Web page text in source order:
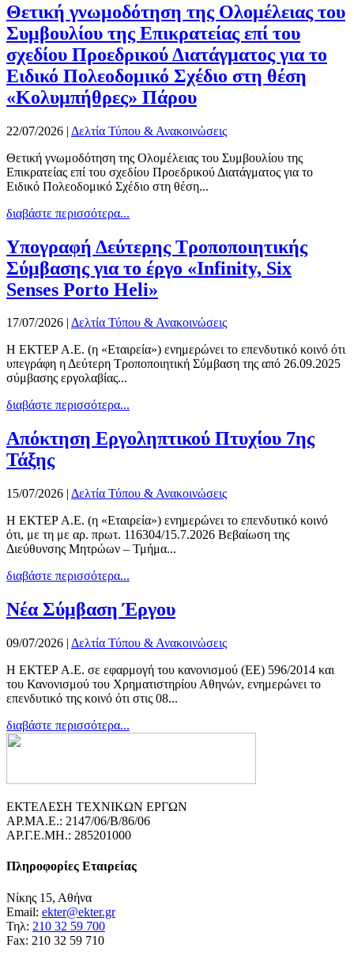
Θετική γνωμοδότηση της Ολομέλειας του
Συμβουλίου της Επικρατείας επί του
σχεδίου Προεδρικού Διατάγματος για το
Ειδικό Πολεοδομικό Σχέδιο στη θέση
«Κολυμπήθρες» Πάρου
22/07/2026 | Δελτία Τύπου & Ανακοινώσεις
Θετική γνωμοδότηση της Ολομέλειας του Συμβουλίου της
Επικρατείας επί του σχεδίου Προεδρικού Διατάγματος για το
Ειδικό Πολεοδομικό Σχέδιο στη θέση...
διαβάστε περισσότερα...
Υπογραφή Δεύτερης Τροποποιητικής
Σύμβασης για το έργο «Infinity, Six
Senses Porto Heli»
17/07/2026 | Δελτία Τύπου & Ανακοινώσεις
Η ΕΚΤΕΡ Α.Ε. (η «Εταιρεία») ενημερώνει το επενδυτικό κοινό ότι
υπεγράφη η Δεύτερη Τροποποιητική Σύμβαση της από 26.09.2025
σύμβασης εργολαβίας...
διαβάστε περισσότερα...
Απόκτηση Εργοληπτικού Πτυχίου 7ης
Τάξης
15/07/2026 | Δελτία Τύπου & Ανακοινώσεις
Η ΕΚΤΕΡ Α.Ε. (η «Εταιρεία») ενημερώνει το επενδυτικό κοινό
ότι, με τη με αρ. πρωτ. 116304/15.7.2026 Βεβαίωση της
Διεύθυνσης Μητρώων – Τμήμα...
διαβάστε περισσότερα...
Νέα Σύμβαση Έργου
09/07/2026 | Δελτία Τύπου & Ανακοινώσεις
Η ΕΚΤΕΡ Α.Ε. σε εφαρμογή του κανονισμού (ΕΕ) 596/2014 και
του Κανονισμού του Χρηματιστηρίου Αθηνών, ενημερώνει το
επενδυτικό της κοινό ότι στις 08...
διαβάστε περισσότερα...
ΕΚΤΕΛΕΣΗ ΤΕΧΝΙΚΩΝ ΕΡΓΩΝ
ΑΡ.ΜΑ.Ε.: 2147/06/B/86/06
ΑΡ.Γ.Ε.ΜΗ.: 285201000
Πληροφορίες Εταιρείας
Νίκης 15, Αθήνα
Email: ekter@ekter.gr
Τηλ: 210 32 59 700
Fax: 210 32 59 710